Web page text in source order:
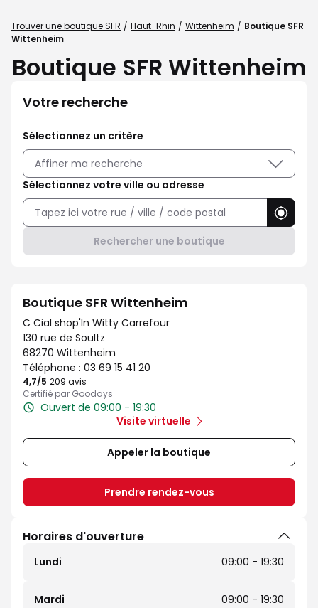
Trouver une boutique SFR Haut-Rhin Wittenheim
Boutique SFR
Wittenheim
Boutique SFR Wittenheim
Votre recherche
Sélectionnez un critère
Affiner ma recherche
Sélectionnez votre ville ou adresse
Rechercher une boutique
Boutique SFR Wittenheim
C Cial shop'In Witty Carrefour
130 rue de Soultz
68270 Wittenheim
Téléphone : 03 69 15 41 20
4,7/5 Note de 4.7 sur 5
209 avis
Certifié par Goodays
Ouvert de 09:00 - 19:30
Visite virtuelle
Appeler la boutique
Prendre rendez-vous
Horaires d'ouverture
Lundi 09:00 - 19:30
Mardi 09:00 - 19:30